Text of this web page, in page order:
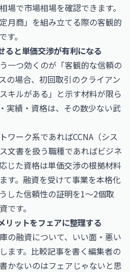
場で市場相場を確認できます。
月商」を組み立てる際の客観的
。
ると単価交渉が有利になる
一つ効くのが「客観的な信頼の
の場合、初回取引のクライアン
キルがある」と示す材料が限ら
実績・資格は、その数少ない武
ワーク系であればCCNA（シス
文書を扱う職種であればビジネ
じた資格は単価交渉の根拠材料
す。融資を受けて事業を本格化
した信頼性の証明を1〜2個取
です。
リットをフェアに整理する
の融資について、いい面・悪い
ます。比較記事を書く編集者の
かないのはフェアじゃないと思